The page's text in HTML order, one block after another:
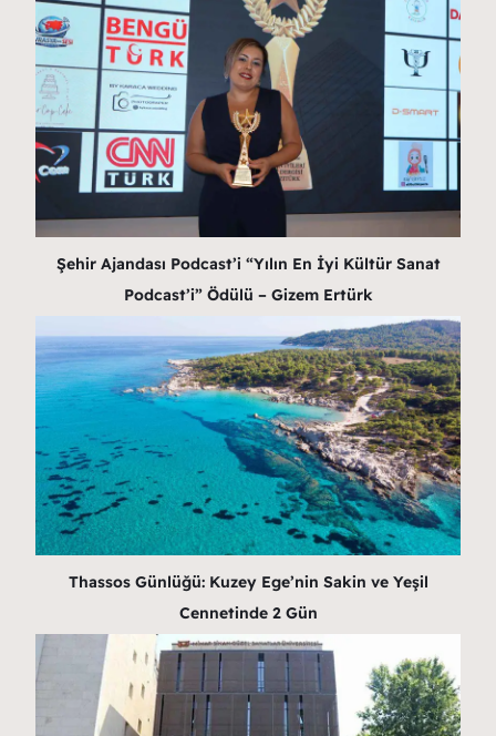
Şehir Ajandası Podcast’i “Yılın En İyi Kültür Sanat
Podcast’i” Ödülü – Gizem Ertürk
Thassos Günlüğü: Kuzey Ege’nin Sakin ve Yeşil
Cennetinde 2 Gün